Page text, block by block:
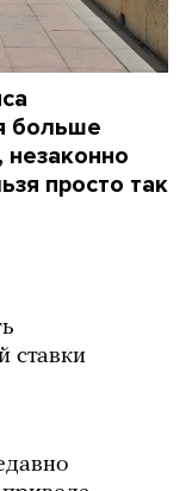
больше
незаконно
просто так
ставки